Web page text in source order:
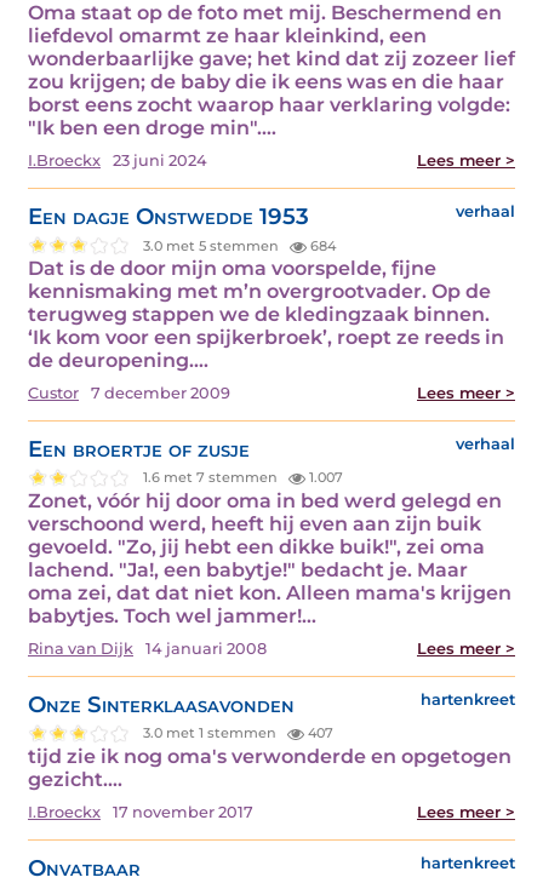
Oma staat op de foto met mij. Beschermend en
liefdevol omarmt ze haar kleinkind, een
wonderbaarlijke gave; het kind dat zij zozeer lief
zou krijgen; de baby die ik eens was en die haar
borst eens zocht waarop haar verklaring volgde:
"Ik ben een droge min".…
I.Broeckx 23 juni 2024 Lees meer >
Een dagje Onstwedde 1953 verhaal
3.0 met 5 stemmen 684
Dat is de door mijn oma voorspelde, fijne
kennismaking met m’n overgrootvader. Op de
terugweg stappen we de kledingzaak binnen.
‘Ik kom voor een spijkerbroek’, roept ze reeds in
de deuropening.…
Custor 7 december 2009 Lees meer >
Een broertje of zusje verhaal
1.6 met 7 stemmen 1.007
Zonet, vóór hij door oma in bed werd gelegd en
verschoond werd, heeft hij even aan zijn buik
gevoeld. "Zo, jij hebt een dikke buik!", zei oma
lachend. "Ja!, een babytje!" bedacht je. Maar
oma zei, dat dat niet kon. Alleen mama's krijgen
babytjes. Toch wel jammer!…
Rina van Dijk 14 januari 2008 Lees meer >
Onze Sinterklaasavonden hartenkreet
3.0 met 1 stemmen 407
tijd zie ik nog oma's verwonderde en opgetogen
gezicht.…
I.Broeckx 17 november 2017 Lees meer >
Onvatbaar hartenkreet